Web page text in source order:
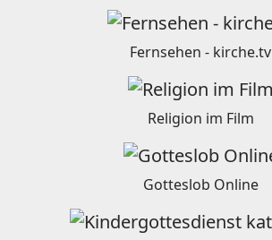
Fernsehen - kirche.tv
Religion im Film
Gotteslob Online